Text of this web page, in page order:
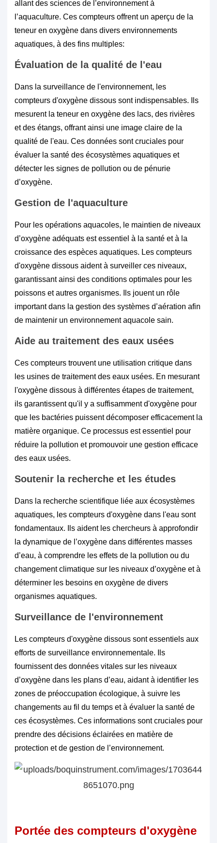
allant des sciences de l’environnement à
l’aquaculture. Ces compteurs offrent un aperçu de la
teneur en oxygène dans divers environnements
aquatiques, à des fins multiples:
Évaluation de la qualité de l'eau
Dans la surveillance de l'environnement, les
compteurs d'oxygène dissous sont indispensables. Ils
mesurent la teneur en oxygène des lacs, des rivières
et des étangs, offrant ainsi une image claire de la
qualité de l'eau. Ces données sont cruciales pour
évaluer la santé des écosystèmes aquatiques et
détecter les signes de pollution ou de pénurie
d’oxygène.
Gestion de l'aquaculture
Pour les opérations aquacoles, le maintien de niveaux
d’oxygène adéquats est essentiel à la santé et à la
croissance des espèces aquatiques. Les compteurs
d'oxygène dissous aident à surveiller ces niveaux,
garantissant ainsi des conditions optimales pour les
poissons et autres organismes. Ils jouent un rôle
important dans la gestion des systèmes d’aération afin
de maintenir un environnement aquacole sain.
Aide au traitement des eaux usées
Ces compteurs trouvent une utilisation critique dans
les usines de traitement des eaux usées. En mesurant
l'oxygène dissous à différentes étapes de traitement,
ils garantissent qu'il y a suffisamment d'oxygène pour
que les bactéries puissent décomposer efficacement la
matière organique. Ce processus est essentiel pour
réduire la pollution et promouvoir une gestion efficace
des eaux usées.
Soutenir la recherche et les études
Dans la recherche scientifique liée aux écosystèmes
aquatiques, les compteurs d'oxygène dans l'eau sont
fondamentaux. Ils aident les chercheurs à approfondir
la dynamique de l’oxygène dans différentes masses
d’eau, à comprendre les effets de la pollution ou du
changement climatique sur les niveaux d’oxygène et à
déterminer les besoins en oxygène de divers
organismes aquatiques.
Surveillance de l'environnement
Les compteurs d'oxygène dissous sont essentiels aux
efforts de surveillance environnementale. Ils
fournissent des données vitales sur les niveaux
d’oxygène dans les plans d’eau, aidant à identifier les
zones de préoccupation écologique, à suivre les
changements au fil du temps et à évaluer la santé de
ces écosystèmes. Ces informations sont cruciales pour
prendre des décisions éclairées en matière de
protection et de gestion de l’environnement.
Portée des compteurs d'oxygène